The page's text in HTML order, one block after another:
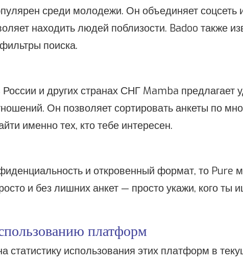
среди молодежи. Он объединяет соцсеть
находить людей поблизости. Badoo также
поиска.
и других странах СНГ Mamba предлагает
Он позволяет сортировать анкеты по
именно тех, кто тебе интересен.
и откровенный формат, то Pure
и без лишних анкет — просто укажи, кого ты
платформ
статистику использования этих платформ в